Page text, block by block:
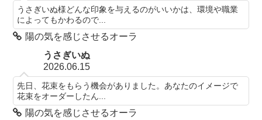
うさぎいぬ様どんな印象を与えるのがいいかは、環境や職業
によってもかわるので...
陽の気を感じさせるオーラ
うさぎいぬ
2026.06.15
先日、花束をもらう機会がありました。あなたのイメージで
花束をオーダーしたん...
陽の気を感じさせるオーラ